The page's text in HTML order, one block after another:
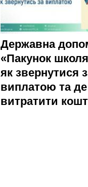
Державна
«Пакунок
як звернутися
виплатою та де
витратити